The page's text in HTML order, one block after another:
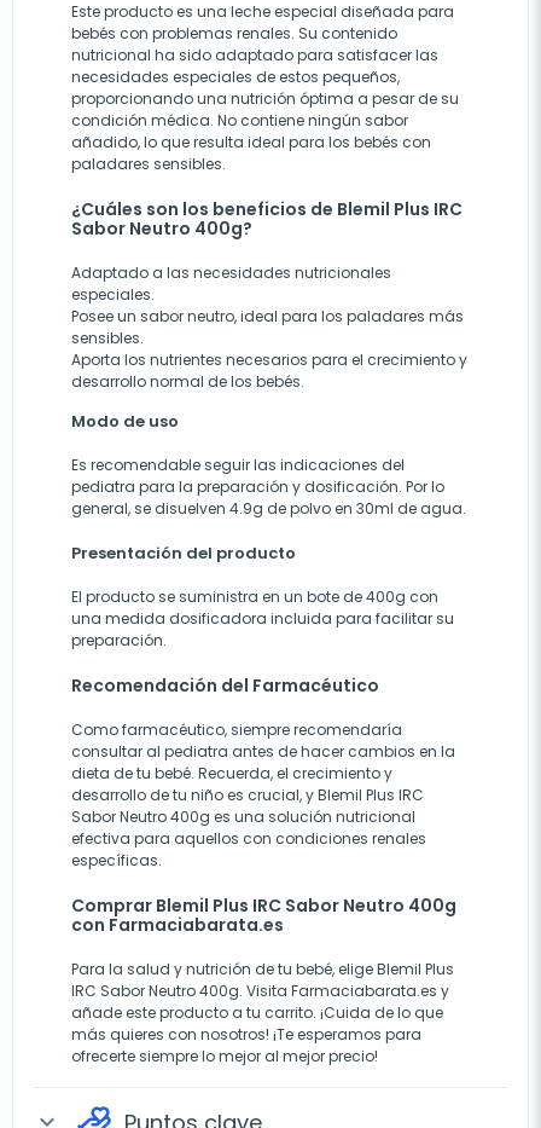
Este producto es una leche especial diseñada para
bebés con problemas renales. Su contenido
nutricional ha sido adaptado para satisfacer las
necesidades especiales de estos pequeños,
proporcionando una nutrición óptima a pesar de su
condición médica. No contiene ningún sabor
añadido, lo que resulta ideal para los bebés con
paladares sensibles.
¿Cuáles son los beneficios de Blemil Plus IRC
Sabor Neutro 400g?
Adaptado a las necesidades nutricionales
especiales.
Posee un sabor neutro, ideal para los paladares más
sensibles.
Aporta los nutrientes necesarios para el crecimiento y
desarrollo normal de los bebés.
Modo de uso
Es recomendable seguir las indicaciones del
pediatra para la preparación y dosificación. Por lo
general, se disuelven 4.9g de polvo en 30ml de agua.
Presentación del producto
El producto se suministra en un bote de 400g con
una medida dosificadora incluida para facilitar su
preparación.
Recomendación del Farmacéutico
Como farmacéutico, siempre recomendaría
consultar al pediatra antes de hacer cambios en la
dieta de tu bebé. Recuerda, el crecimiento y
desarrollo de tu niño es crucial, y Blemil Plus IRC
Sabor Neutro 400g es una solución nutricional
efectiva para aquellos con condiciones renales
específicas.
Comprar Blemil Plus IRC Sabor Neutro 400g
con Farmaciabarata.es
Para la salud y nutrición de tu bebé, elige Blemil Plus
IRC Sabor Neutro 400g. Visita Farmaciabarata.es y
añade este producto a tu carrito. ¡Cuida de lo que
más quieres con nosotros! ¡Te esperamos para
ofrecerte siempre lo mejor al mejor precio!
expand_more Puntos clave